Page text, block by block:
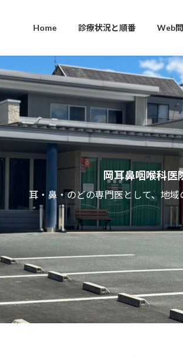
Home 診療状況と順番 Web
岡耳鼻咽喉科医
耳・鼻・のどの専門医として、地域